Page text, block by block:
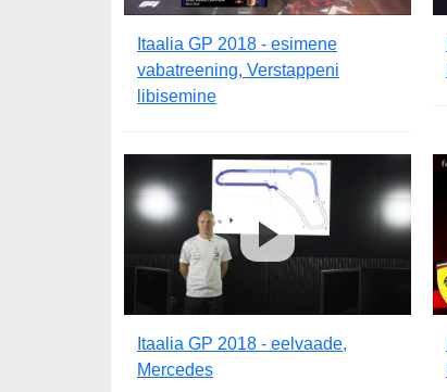
Itaalia GP 2018 - esimene
vabatreening, Verstappeni
libisemine
Itaalia GP 2018 - eelvaade,
Mercedes